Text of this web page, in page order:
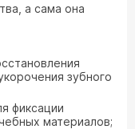
а сама она
зубного
фиксации
материалов;